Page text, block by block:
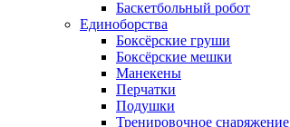
Баскетбольный робот
Единоборства
Боксёрские груши
Боксёрские мешки
Манекены
Перчатки
Подушки
Тренировочное снаряжение